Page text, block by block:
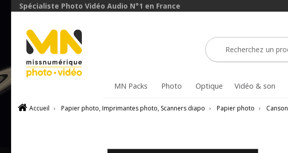
Spécialiste Photo Vidéo Audio N°1 en France
MN Packs Photo Optique Vidéo & son
Accueil › Papier photo, Imprimantes photo, Scanners diapo › Papier photo › Canson